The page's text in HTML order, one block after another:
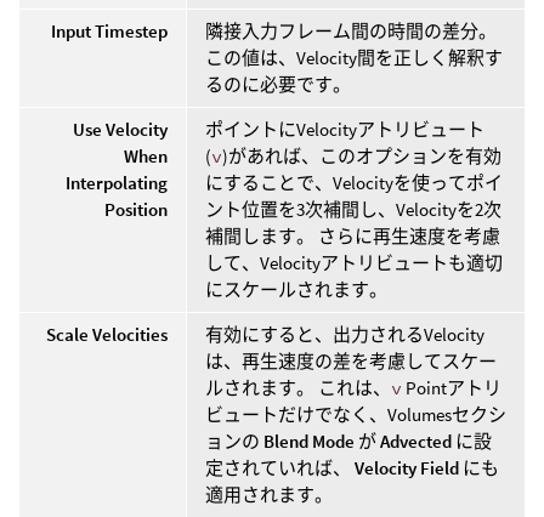
Input Timestep
隣接入力フレーム間の時間の差分。
この値は、Velocity間を正しく解釈す
るのに必要です。
Use Velocity
When
Interpolating
Position
ポイントにVelocityアトリビュート
(v)があれば、このオプションを有効
にすることで、Velocityを使ってポイ
ント位置を3次補間し、Velocityを2次
補間します。 さらに再生速度を考慮
して、Velocityアトリビュートも適切
にスケールされます。
Scale Velocities
有効にすると、出力されるVelocity
は、再生速度の差を考慮してスケー
ルされます。 これは、 v Pointアトリ
ビュートだけでなく、Volumesセクシ
ョンの Blend Mode がAdvected に設
定されていれば、 Velocity Field にも
適用されます。